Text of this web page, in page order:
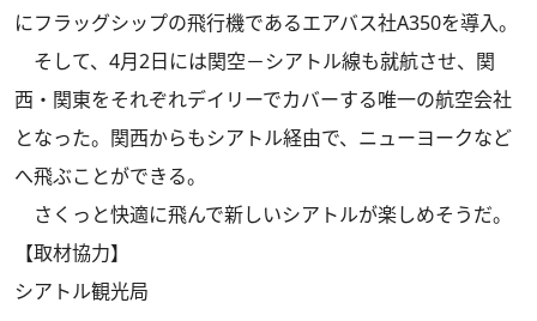
にフラッグシップの飛行機であるエアバス社A350を導入。
そして、4月2日には関空－シアトル線も就航させ、関
西・関東をそれぞれデイリーでカバーする唯一の航空会社
となった。関西からもシアトル経由で、ニューヨークなど
へ飛ぶことができる。
さくっと快適に飛んで新しいシアトルが楽しめそうだ。
【取材協力】
シアトル観光局